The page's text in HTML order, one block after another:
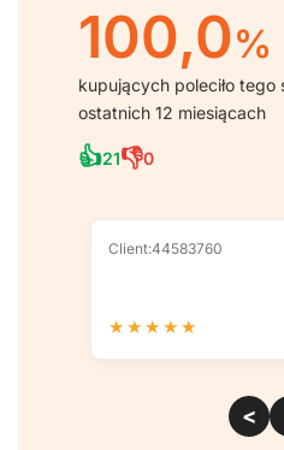
100,0%
kupujących poleciło
ostatnich 12 miesiącach
👍21👎0
Client:44583760
★ ★ ★ ★ ★
<